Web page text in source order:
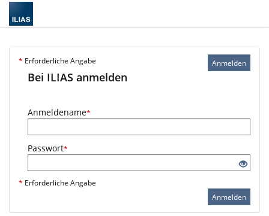
Anmelden
* Erforderliche Angabe
Bei ILIAS anmelden
Anmeldename*
Passwort*
* Erforderliche Angabe
Anmelden